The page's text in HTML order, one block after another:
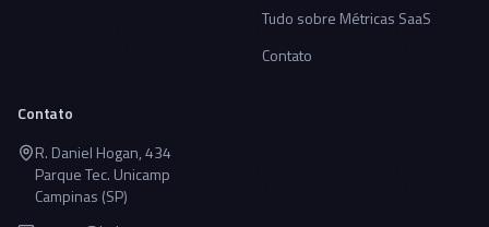
Tudo sobre Métricas SaaS
Contato
Contato
R. Daniel Hogan, 434
Parque Tec. Unicamp
Campinas (SP)